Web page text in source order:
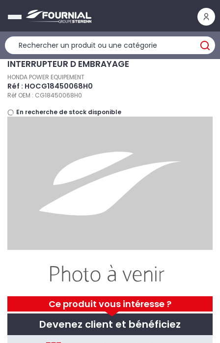
Ce produit vous intéresse ?
Devenez client et bénéficiez
INTERRUPTEUR D EMBRAYAGE
HONDA POWER EQUIPEMENT
Réf : HOCG18450068H0
Réf OEM : CG18450068H0
En recherche de stock disponible